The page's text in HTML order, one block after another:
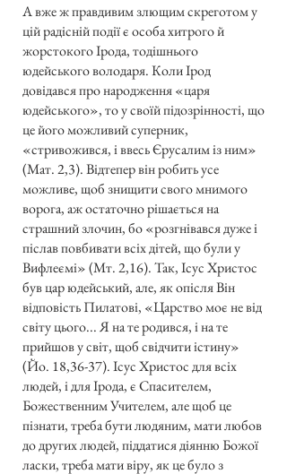
А вже ж правдивим злющим скреготом у
цій радісній події є особа хитрого й
жорстокого Ірода, тодішнього
юдейського володаря. Коли Ірод
довідався про народження «царя
юдейського», то у своїй підозрінності, що
це його можливий суперник,
«стривожився, і ввесь Єрусалим із ним»
(Мат. 2,3). Відтепер він робить усе
можливе, щоб знищити свого мнимого
ворога, аж остаточно рішається на
страшний злочин, бо «розгнівався дуже і
післав повбивати всіх дітей, що були у
Вифлеємі» (Мт. 2,16). Так, Ісус Христос
був цар юдейський, але, як опісля Він
відповість Пилатові, «Царство моє не від
світу цього... Я на те родився, і на те
прийшов у світ, щоб свідчити істину»
(Йо. 18,36-37). Ісус Христос для всіх
людей, і для Ірода, є Спасителем,
Божественним Учителем, але щоб це
пізнати, треба бути людяним, мати любов
до других людей, піддатися діянню Божої
ласки, треба мати віру, як це було з